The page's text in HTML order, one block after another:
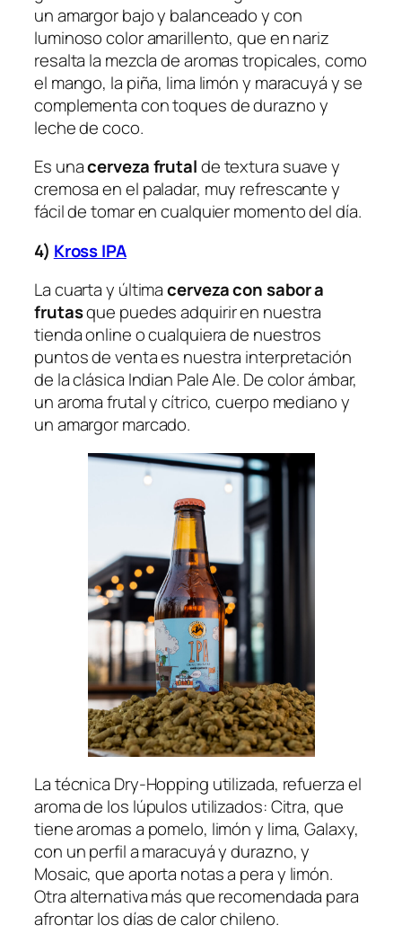
un amargor bajo y balanceado y con
luminoso color amarillento, que en nariz
resalta la mezcla de aromas tropicales, como
el mango, la piña, lima limón y maracuyá y se
complementa con toques de durazno y
leche de coco.
Es unacerveza frutalde textura suave y
cremosa en el paladar, muy refrescante y
fácil de tomar en cualquier momento del día.
4) Kross IPA
La cuarta y últimacerveza con sabor a
frutasque puedes adquirir en nuestra
tienda online o cualquiera de nuestros
puntos de venta es nuestra interpretación
de la clásica Indian Pale Ale. De color ámbar,
un aroma frutal y cítrico, cuerpo mediano y
un amargor marcado.
La técnica Dry-Hopping utilizada, refuerza el
aroma de los lúpulos utilizados: Citra, que
tiene aromas a pomelo, limón y lima, Galaxy,
con un perfil a maracuyá y durazno, y
Mosaic, que aporta notas a pera y limón.
Otra alternativa más que recomendada para
afrontar los días de calor chileno.